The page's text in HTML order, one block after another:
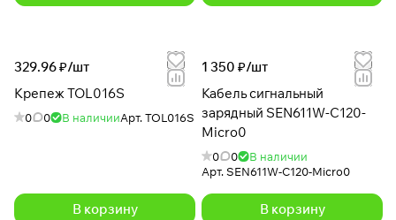
329.96 ₽/шт
Крепеж TOL016S
0 0 В наличииАрт.TOL016S
В корзину
1 350 ₽/шт
Кабель сигнальный
зарядный SEN611W-C120-
Micro0
0 0
В наличии
Арт.SEN611W-C120-Micro0
В корзину